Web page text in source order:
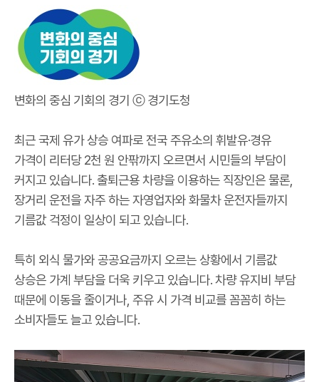
변화의 중심 기회의 경기 ⓒ 경기도청
최근 국제 유가 상승 여파로 전국 주유소의 휘발유·경유
가격이 리터당 2천 원 안팎까지 오르면서 시민들의 부담이
커지고 있습니다. 출퇴근용 차량을 이용하는 직장인은 물론,
장거리 운전을 자주 하는 자영업자와 화물차 운전자들까지
기름값 걱정이 일상이 되고 있습니다.
특히 외식 물가와 공공요금까지 오르는 상황에서 기름값
상승은 가계 부담을 더욱 키우고 있습니다. 차량 유지비 부담
때문에 이동을 줄이거나, 주유 시 가격 비교를 꼼꼼히 하는
소비자들도 늘고 있습니다.